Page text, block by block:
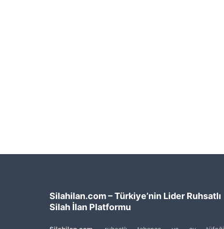
Silahilan.com – Türkiye’nin Lider Ruhsatlı
Silah İlan Platformu